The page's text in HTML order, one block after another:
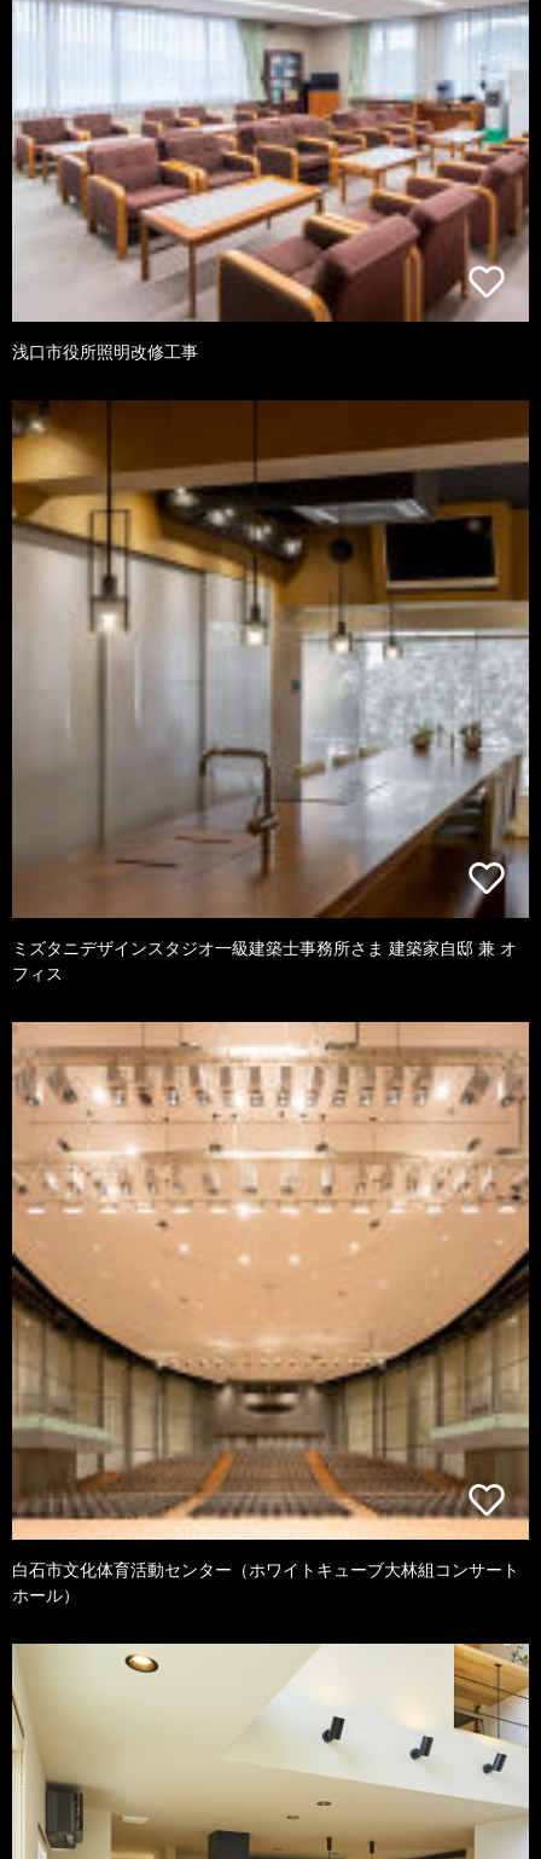
浅口市役所照明改修工事
ミズタニデザインスタジオ一級建築士事務所さま 建築家自邸 兼 オ
フィス
白石市文化体育活動センター（ホワイトキューブ大林組コンサート
ホール）